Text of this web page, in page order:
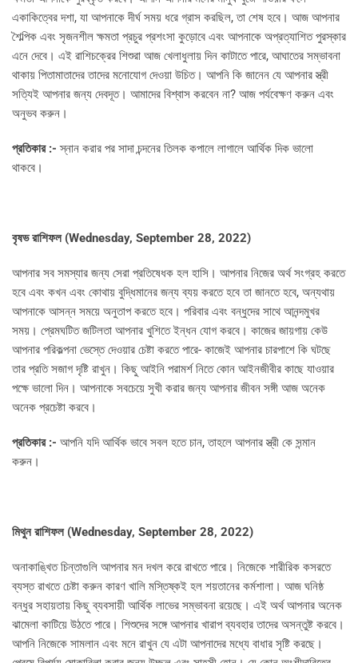
একাকিত্বের দশা, যা আপনাকে দীর্ঘ সময় ধরে গ্রাস করছিল, তা শেষ হবে। আজ আপনার
শৈল্পিক এবং সৃজনশীল ক্ষমতা প্রচুর প্রশংসা কুড়োবে এবং আপনাকে অপ্রত্যাশিত পুরস্কার
এনে দেবে। এই রাশিচক্রের শিশুরা আজ খেলাধুলায় দিন কাটাতে পারে, আঘাতের সম্ভাবনা
থাকায় পিতামাতাদের তাদের মনোযোগ দেওয়া উচিত। আপনি কি জানেন যে আপনার স্ত্রী
সত্যিই আপনার জন্য দেবদূত। আমাদের বিশ্বাস করবেন না? আজ পর্যবেক্ষণ করুন এবং
অনুভব করুন।
প্রতিকার :- স্নান করার পর সাদা চন্দনের তিলক কপালে লাগালে আর্থিক দিক ভালো
থাকবে।
বৃষভ রাশিফল (Wednesday, September 28, 2022)
আপনার সব সমস্যার জন্য সেরা প্রতিষেধক হল হাসি। আপনার নিজের অর্থ সংগ্রহ করতে
হবে এবং কখন এবং কোথায় বুদ্ধিমানের জন্য ব্যয় করতে হবে তা জানতে হবে, অন্যথায়
আপনাকে আসন্ন সময়ে অনুতাপ করতে হবে। পরিবার এবং বন্ধুদের সাথে আনন্দমুখর
সময়। প্রেমঘটিত জটিলতা আপনার খুশিতে ইন্ধন যোগ করবে। কাজের জায়গায় কেউ
আপনার পরিকল্পনা ভেস্তে দেওয়ার চেষ্টা করতে পারে- কাজেই আপনার চারপাশে কি ঘটছে
তার প্রতি সজাগ দৃষ্টি রাখুন। কিছু আইনি পরামর্শ নিতে কোন আইনজীবীর কাছে যাওয়ার
পক্ষে ভালো দিন। আপনাকে সবচেয়ে সুখী করার জন্য আপনার জীবন সঙ্গী আজ অনেক
অনেক প্রচেষ্টা করবে।
প্রতিকার :- আপনি যদি আর্থিক ভাবে সবল হতে চান, তাহলে আপনার স্ত্রী কে সন্মান
করুন।
মিথুন রাশিফল (Wednesday, September 28, 2022)
অনাকাঙ্খিত চিন্তাগুলি আপনার মন দখল করে রাখতে পারে। নিজেকে শারীরিক কসরতে
ব্যস্ত রাখতে চেষ্টা করুন কারণ খালি মস্তিষ্কই হল শয়তানের কর্মশালা। আজ ঘনিষ্ঠ
বন্ধুর সহায়তায় কিছু ব্যবসায়ী আর্থিক লাভের সম্ভাবনা রয়েছে। এই অর্থ আপনার অনেক
ঝামেলা কাটিয়ে উঠতে পারে। শিশুদের সঙ্গে আপনার খারাপ ব্যবহার তাদের অসন্তুষ্ট করবে।
আপনি নিজেকে সামলান এবং মনে রাখুন যে এটা আপনাদের মধ্যে বাধার সৃষ্টি করছে।